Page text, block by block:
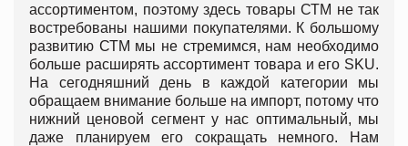
ассортиментом, поэтому здесь товары СТМ не так
востребованы нашими покупателями. К большому
развитию СТМ мы не стремимся, нам необходимо
больше расширять ассортимент товара и его SKU.
На сегодняшний день в каждой категории мы
обращаем внимание больше на импорт, потому что
нижний ценовой сегмент у нас оптимальный, мы
даже планируем его сокращать немного. Нам